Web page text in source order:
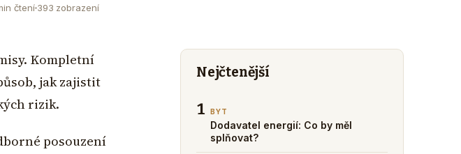
čtení393 zobrazení
Kompletní
jak zajistit
rizik.
posouzení
Nejčtenější
1 BYT
Dodavatel energií: Co by měl
splňovat?